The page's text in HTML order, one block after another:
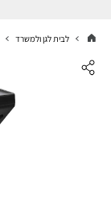
לבית לגן ולמשרד